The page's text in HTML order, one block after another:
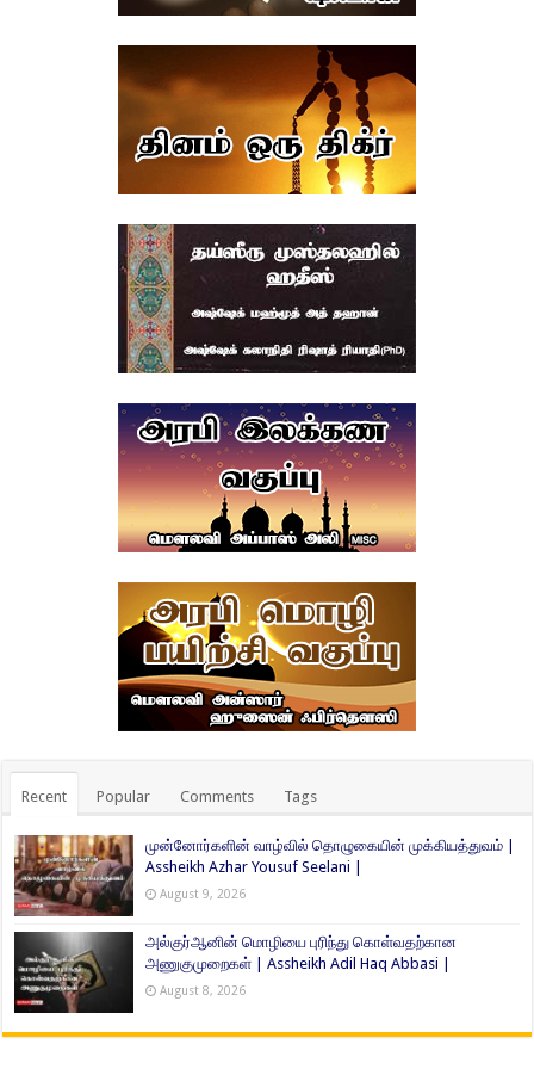
Recent Popular Comments Tags
முன்னோர்களின் வாழ்வில் தொழுகையின் முக்கியத்துவம் |
Assheikh Azhar Yousuf Seelani |
August 9, 2026
அல்குர்ஆனின் மொழியை புரிந்து கொள்வதற்கான
அணுகுமுறைகள் | Assheikh Adil Haq Abbasi |
August 8, 2026